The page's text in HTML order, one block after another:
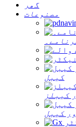
گھر
مصنوعات
کیبل
کیبلز
کیبل